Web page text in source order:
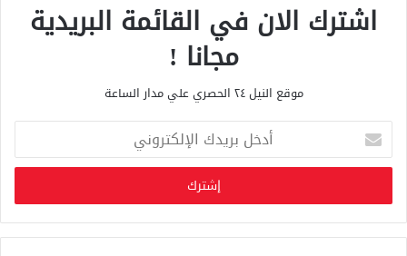
اشترك الان في القائمة البريدية
مجانا !
موقع النيل ٢٤ الحصري علي مدار الساعة
خ
ب
ر
ي